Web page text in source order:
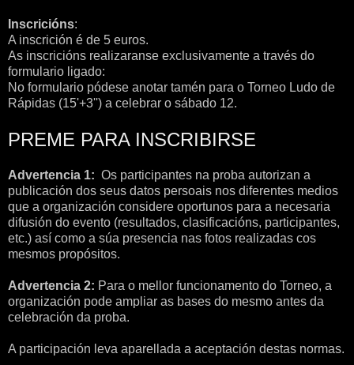
Inscricións:
A inscrición é de 5 euros.
As inscricións realizaranse exclusivamente a través do
formulario ligado:
No formulario pódese anotar tamén para o Torneo Ludo de
Rápidas (15'+3'') a celebrar o sábado 12.
PREME PARA INSCRIBIRSE
Advertencia 1: Os participantes na proba autorizan a
publicación dos seus datos persoais nos diferentes medios
que a organización considere oportunos para a necesaria
difusión do evento (resultados, clasificacións, participantes,
etc.) así como a súa presencia nas fotos realizadas cos
mesmos propósitos.
Advertencia 2: Para o mellor funcionamento do Torneo, a
organización pode ampliar as bases do mesmo antes da
celebración da proba.
A participación leva aparellada a aceptación destas normas.